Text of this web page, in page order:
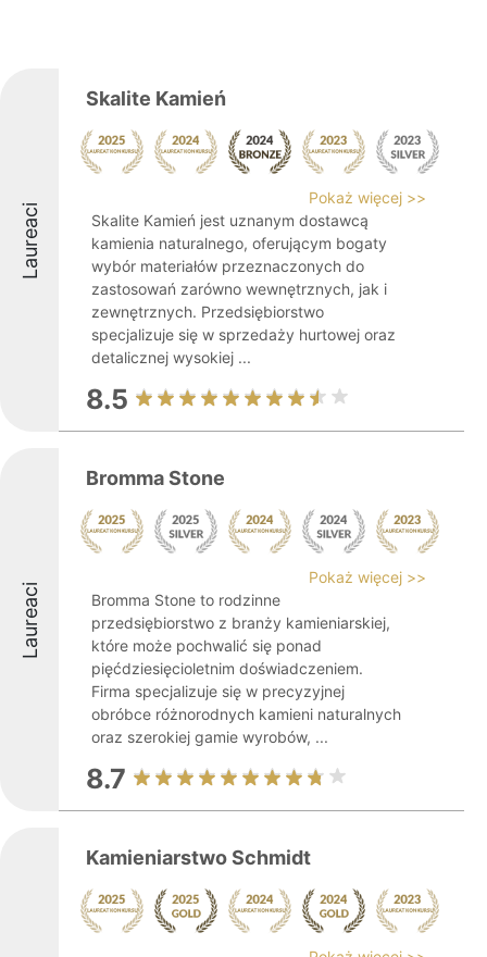
Laureaci
Skalite Kamień
Pokaż więcej >>
Skalite Kamień jest uznanym dostawcą
kamienia naturalnego, oferującym bogaty
wybór materiałów przeznaczonych do
zastosowań zarówno wewnętrznych, jak i
zewnętrznych. Przedsiębiorstwo
specjalizuje się w sprzedaży hurtowej oraz
detalicznej wysokiej ...
8.5
Laureaci
Bromma Stone
Pokaż więcej >>
Bromma Stone to rodzinne
przedsiębiorstwo z branży kamieniarskiej,
które może pochwalić się ponad
pięćdziesięcioletnim doświadczeniem.
Firma specjalizuje się w precyzyjnej
obróbce różnorodnych kamieni naturalnych
oraz szerokiej gamie wyrobów, ...
8.7
Kamieniarstwo Schmidt